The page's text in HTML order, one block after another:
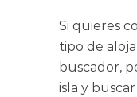
Si quieres
tipo de
buscador,
isla y